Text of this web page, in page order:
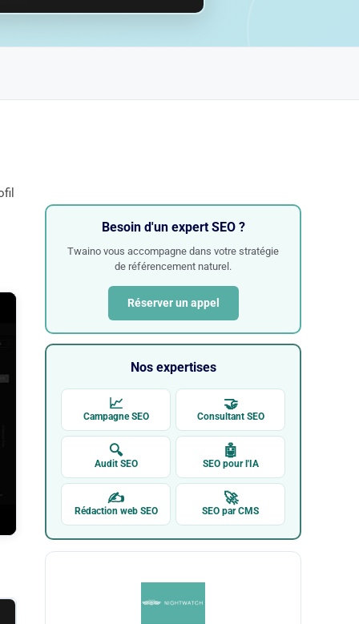
Besoin d'un expert SEO ?
Twaino vous accompagne dans votre stratégie
de référencement naturel.
Réserver un appel
Nos expertises
📈
Campagne SEO
🤝
Consultant SEO
🔍
Audit SEO
🤖
SEO pour l'IA
✍
Rédaction web SEO
🚀
SEO par CMS